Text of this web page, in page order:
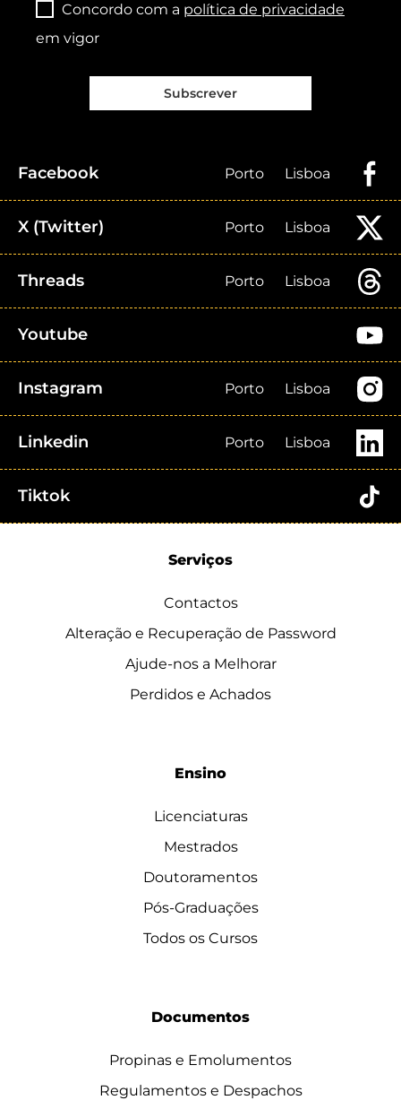
Concordo com a política de privacidade
em vigor
Subscrever
Facebook Porto Lisboa
X (Twitter) Porto Lisboa
Threads Porto Lisboa
Youtube
Instagram Porto Lisboa
Linkedin Porto Lisboa
Tiktok
Serviços
Contactos
Alteração e Recuperação de Password
Ajude-nos a Melhorar
Perdidos e Achados
Ensino
Licenciaturas
Mestrados
Doutoramentos
Pós-Graduações
Todos os Cursos
Documentos
Propinas e Emolumentos
Regulamentos e Despachos